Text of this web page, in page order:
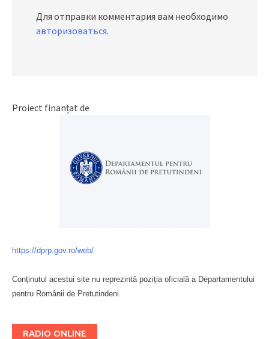
Для отправки комментария вам необходимо
авторизоваться.
Proiect finanțat de
https://dprp.gov.ro/web/
Conținutul acestui site nu reprezintă poziția oficială a Departamentului
pentru Românii de Pretutindeni.
RADIO ONLINE